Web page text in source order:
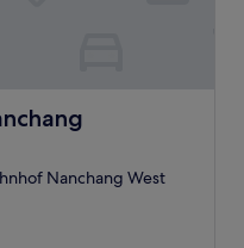
Nanchang West